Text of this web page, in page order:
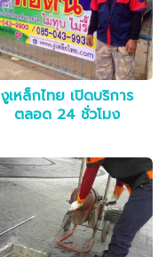
งูเหล็กไทย เปิดบริการ
ตลอด 24 ชั่วโมง